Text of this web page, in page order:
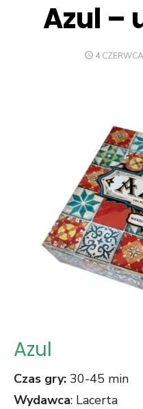
Azul –
POSTED
4
Azul
Czas gry: 30-45 min
Wydawca: Lacerta